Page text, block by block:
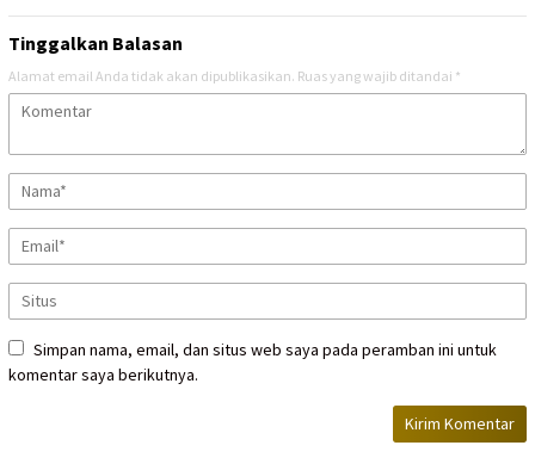
Tinggalkan Balasan
Alamat email Anda tidak akan dipublikasikan. Ruas yang wajib ditandai *
Simpan nama, email, dan situs web saya pada peramban ini untuk
komentar saya berikutnya.